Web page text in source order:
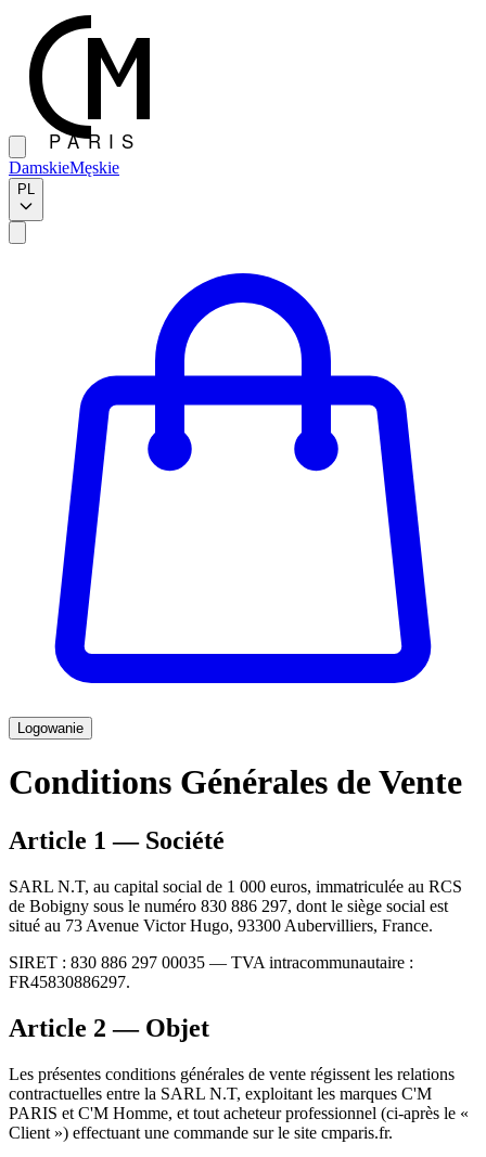
DamskieMęskie
PL
Logowanie
Conditions Générales de Vente
Article 1 — Société
SARL N.T, au capital social de 1 000 euros, immatriculée au RCS
de Bobigny sous le numéro 830 886 297, dont le siège social est
situé au 73 Avenue Victor Hugo, 93300 Aubervilliers, France.
SIRET : 830 886 297 00035 — TVA intracommunautaire :
FR45830886297.
Article 2 — Objet
Les présentes conditions générales de vente régissent les relations
contractuelles entre la SARL N.T, exploitant les marques C'M
PARIS et C'M Homme, et tout acheteur professionnel (ci-après le «
Client ») effectuant une commande sur le site cmparis.fr.